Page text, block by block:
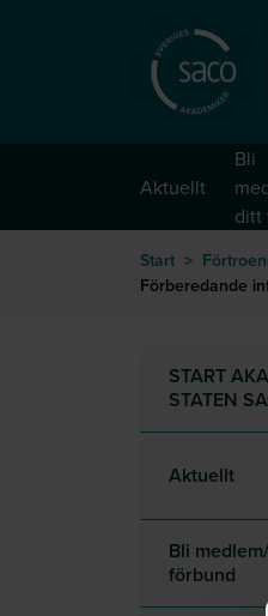
Aktuellt
Bli
ditt
Start >
Förberedande
START
STATEN
Aktuellt
Bli
förbund